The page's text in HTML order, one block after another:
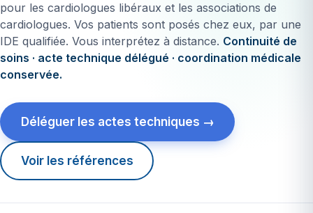
pour les cardiologues libéraux et les associations de
cardiologues. Vos patients sont posés chez eux, par une
IDE qualifiée. Vous interprétez à distance. Continuité de
soins · acte technique délégué · coordination médicale
conservée.
Déléguer les actes techniques →
Voir les références